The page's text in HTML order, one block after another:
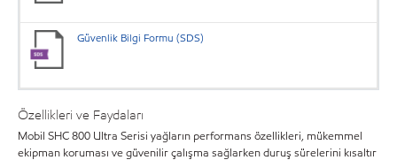
Güvenlik Bilgi Formu (SDS)
Özellikleri ve Faydaları
Mobil SHC 800 Ultra Serisi yağların performans özellikleri, mükemmel
ekipman koruması ve güvenilir çalışma sağlarken duruş sürelerini kısaltır